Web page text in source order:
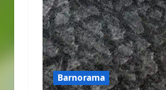
Barnorama